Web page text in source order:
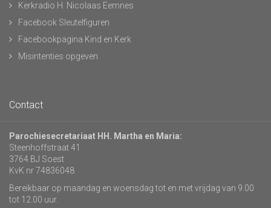
Kerkradio H. Nicolaas Eemnes
Facebook Sleutelfiguren
Facebookpagina Kind en Kerk
Misintenties opgeven
Contact
Parochiesecretariaat HH. Martha en Maria:
Steenhoffstraat 41
3764 BJ Soest
KvK nr 74836048
Bereikbaar op maandag en woensdag tot en met vrijdag van 9.00
tot 12.00 uur.